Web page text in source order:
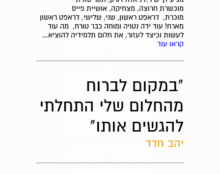
מוכשרת חרוצה, מצחיקה, אושיית פייס
מוכרת, דראפט ראשון, שני, שלישי, דראפט ראשון
מארח! עוד ידה נטויה ומוחה כבר טורח, מה עוד
לעשות וכיצד לעזור, את חלום תלמידיה להוציא...
קראו עוד
"במקום לברוח
מהחלום שלי התחלתי
להגשים אותו"
יהב חדד